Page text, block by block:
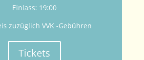
Einlass: 19:00
zuzüglich VVK -Gebühren
Tickets